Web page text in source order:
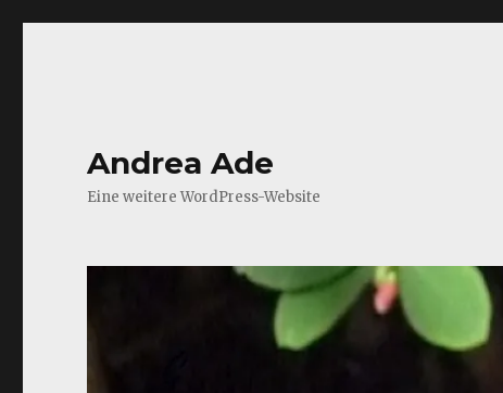
Andrea Ade
Eine weitere WordPress-Website